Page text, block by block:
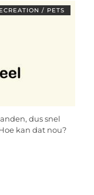
/ PETS
dus snel
kan dat nou?